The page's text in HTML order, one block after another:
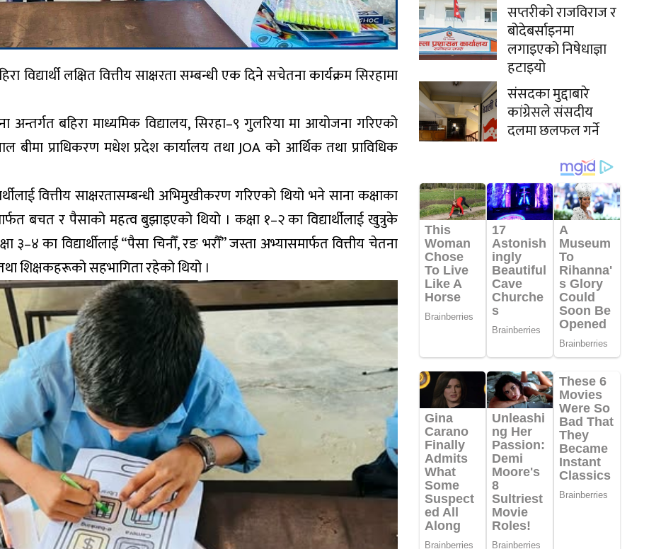
विद्यार्थी लक्षित वित्तीय साक्षरता सम्बन्धी एक दिने सचेतना कार्यक्रम सिरहामा
अन्तर्गत बहिरा माध्यमिक विद्यालय, सिरहा–९ गुलरिया मा आयोजना गरिएको
प्राधिकरण मधेश प्रदेश कार्यालय तथा JOA को आर्थिक तथा प्राविधिक
वित्तीय साक्षरतासम्बन्धी अभिमुखीकरण गरिएको थियो भने साना कक्षाका
बचत र पैसाको महत्व बुझाइएको थियो । कक्षा १–२ का विद्यार्थीलाई खुत्रुके
३–४ का विद्यार्थीलाई “पैसा चिनौँ, रङ भरौँ” जस्ता अभ्यासमार्फत वित्तीय चेतना
तथा शिक्षकहरूको सहभागिता रहेको थियो ।
सप्तरीको राजविराज र
बोदेबर्साइनमा
लगाइएको निषेधाज्ञा
हटाइयो
संसदका मुद्दाबारे
कांग्रेसले संसदीय
दलमा छलफल गर्ने